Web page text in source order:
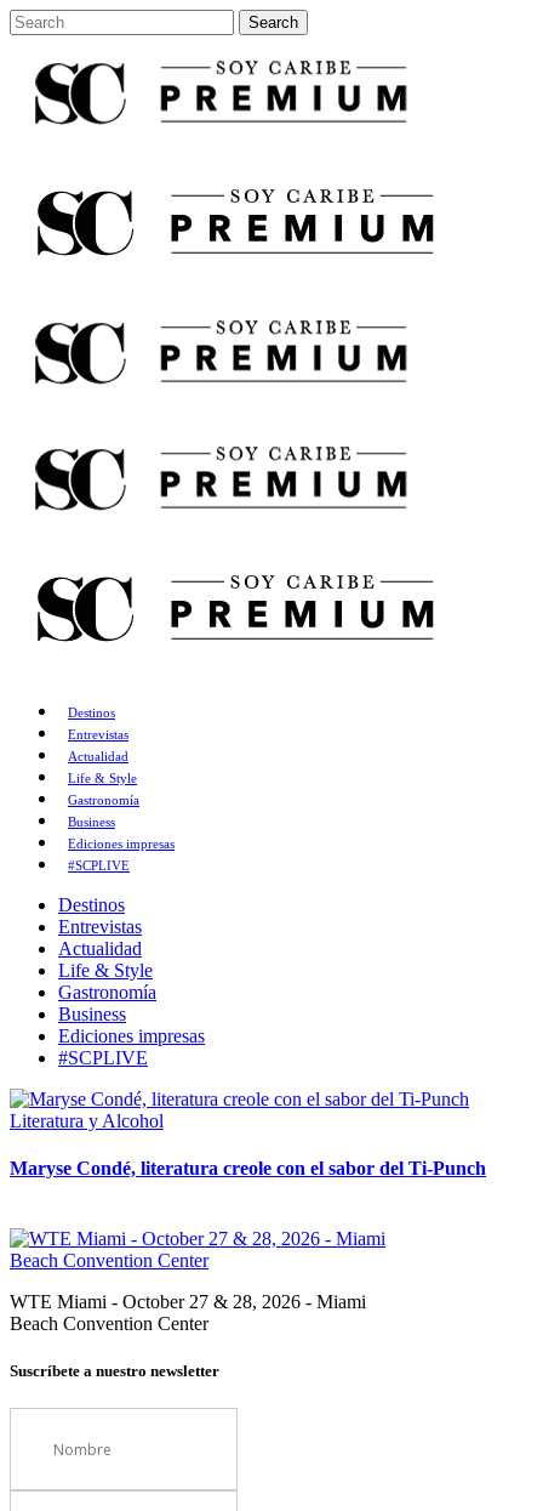
Destinos
Entrevistas
Actualidad
Life & Style
Gastronomía
Business
Ediciones impresas
#SCPLIVE
Destinos
Entrevistas
Actualidad
Life & Style
Gastronomía
Business
Ediciones impresas
#SCPLIVE
Literatura y Alcohol
Maryse Condé, literatura creole con el sabor del Ti-Punch
WTE Miami - October 27 & 28, 2026 - Miami
Beach Convention Center
Suscríbete a nuestro newsletter